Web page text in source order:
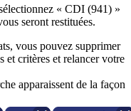
« CDI (941) »
seront restituées.
vous pouvez supprimer
et critères et relancer votre
apparaissent de la façon